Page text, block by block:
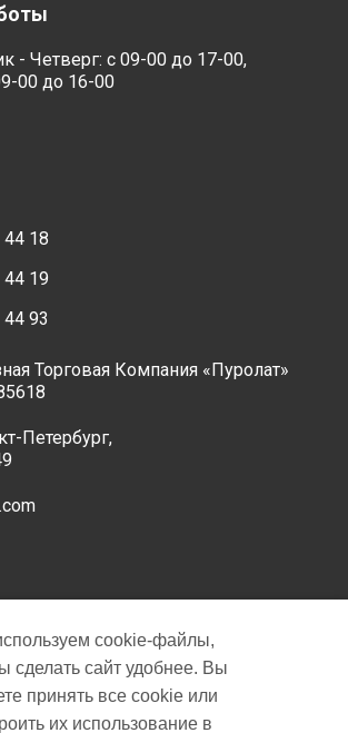
- Четверг: с 09-00 до 17-00,
00 до 16-00
18
19
93
Торговая Компания «Пуролат»
Петербург,
cookie‑файлы,
сделать сайт удобнее. Вы
принять все cookie или
их использование в